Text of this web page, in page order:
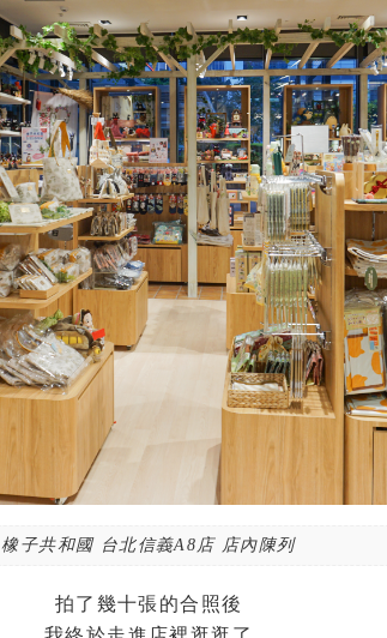
橡子共和國 台北信義A8店 店內陳列
拍了幾十張的合照後